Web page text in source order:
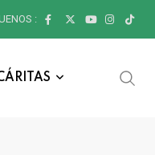
: